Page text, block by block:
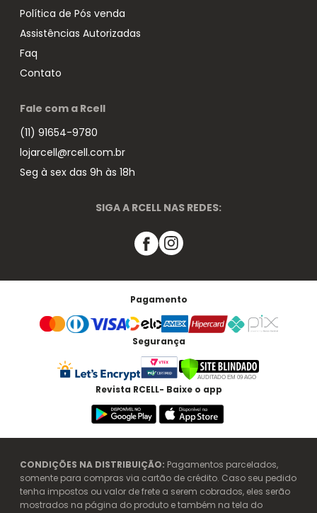
Política de Pós venda
Assistências Autorizadas
Faq
Contato
Fale com a Rcell
(11) 91654-9780
lojarcell@rcell.com.br
Seg à sex das 9h às 18h
SIGA A RCELL NAS REDES:
Pagamento
Segurança
Revista RCELL- Baixe o app
CONDIÇÕES NA DISTRIBUIÇÃO: Pagamentos parcelados,
somente para compras via cartão de crédito. Caso seu pedido
tenha impostos ou valor de frete a serem cobrados, eles serão
mostrados na página do produto e também na tela do